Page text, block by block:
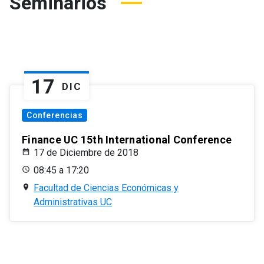
17 DIC
Conferencias
Finance UC 15th International Conference
17 de Diciembre de 2018
08:45 a 17:20
Facultad de Ciencias Económicas y
Administrativas UC